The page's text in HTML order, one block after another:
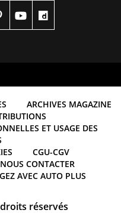
ARCHIVES MAGAZINE
ET USAGE DES
CGU-CGV
NOUS CONTACTER
AVEC AUTO PLUS
réservés